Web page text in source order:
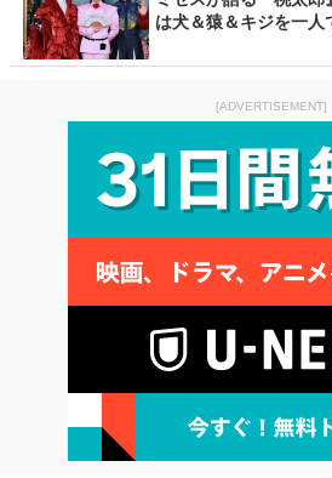
は犬＆猿＆キジを一人
[ADVERTISEMENT]